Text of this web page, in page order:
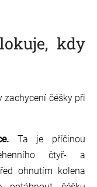
kdy
zachycení čéšky při
Ta je příčinou
čtyř- a
ohnutím kolena